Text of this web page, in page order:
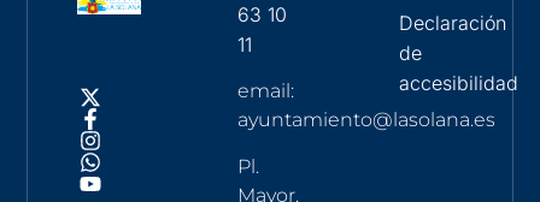
63 10
11
email:
ayuntamiento@lasolana.es
Pl.
Mayor,
Declaración
de
accesibilidad